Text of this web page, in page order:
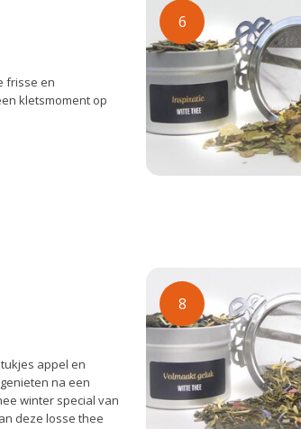
frisse en
kletsmoment op
6
appel en
na een
winter special van
deze losse thee
8